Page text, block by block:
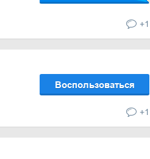
+1
Воспользоваться
+1